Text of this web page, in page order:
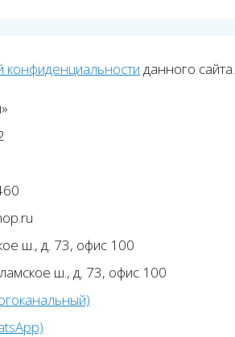
конфиденциальности данного сайта.
ш., д. 73, офис 100
ш., д. 73, офис 100